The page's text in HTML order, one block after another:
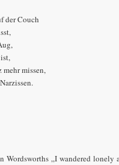
der Couch
mehr missen,
Wordsworths „I wandered lonely